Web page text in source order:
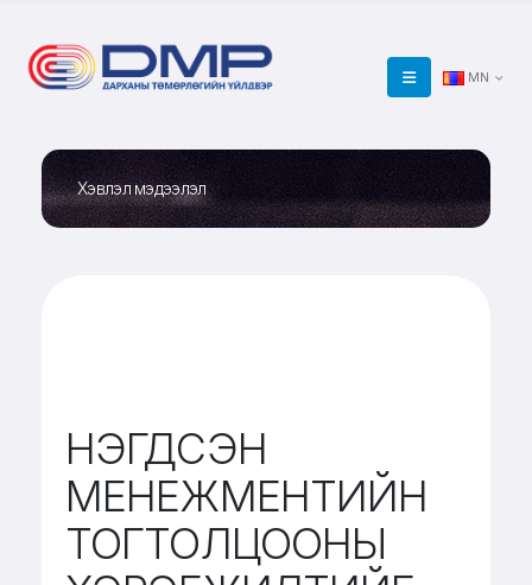
MN
Хэвлэл мэдээлэл
НЭГДСЭН
МЕНЕЖМЕНТИЙН
ТОГТОЛЦООНЫ